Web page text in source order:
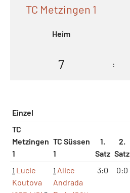
TC Metzingen 1
Heim
7 :
Einzel
TC
Metzingen
1
TC Süssen
1
1.
Satz
2.
Satz
1 Lucie
Koutova
1 Alice
Andrada
3:0 0:0